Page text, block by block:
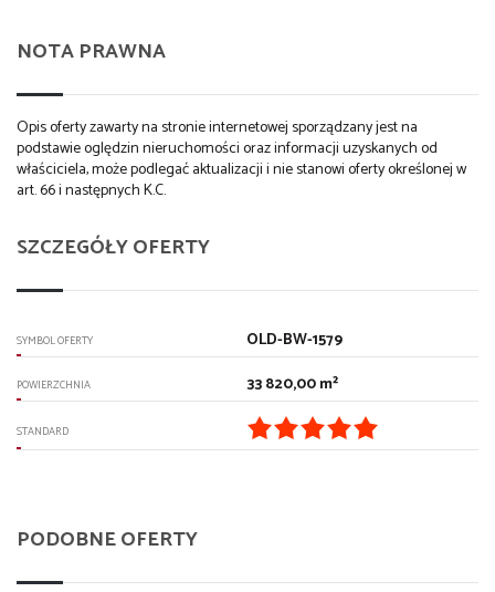
NOTA PRAWNA
Opis oferty zawarty na stronie internetowej sporządzany jest na
podstawie oględzin nieruchomości oraz informacji uzyskanych od
właściciela, może podlegać aktualizacji i nie stanowi oferty określonej w
art. 66 i następnych K.C.
SZCZEGÓŁY OFERTY
SYMBOL OFERTY OLD-BW-1579
POWIERZCHNIA 33 820,00 m²
STANDARD
PODOBNE OFERTY